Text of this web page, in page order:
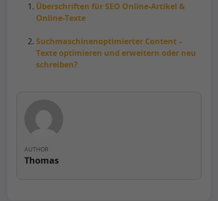
Überschriften für SEO Online-Artikel &
Online-Texte
Suchmaschinenoptimierter Content –
Texte optimieren und erweitern oder neu
schreiben?
AUTHOR
Thomas